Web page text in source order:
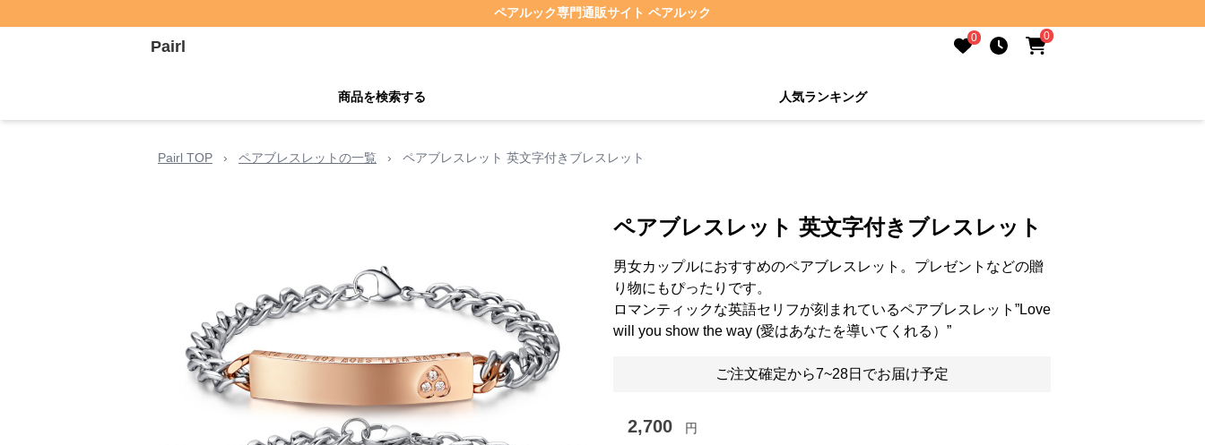
ペアルック専門通販サイト ペアルック
Pairl 0 0
商品を検索する 人気ランキング
Pairl TOP › ペアブレスレットの一覧 › ペアブレスレット 英文字付きブレスレット
ペアブレスレット 英文字付きブレスレット
男女カップルにおすすめのペアブレスレット。プレゼントなどの贈
り物にもぴったりです。
ロマンティックな英語セリフが刻まれているペアブレスレット”Love
will you show the way (愛はあなたを導いてくれる）”
ご注文確定から7~28日でお届け予定
2,700 円